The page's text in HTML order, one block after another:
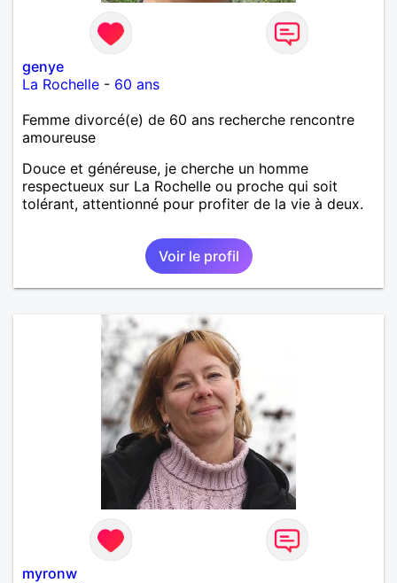
genye
La Rochelle - 60 ans
Femme divorcé(e) de 60 ans recherche rencontre
amoureuse
Douce et généreuse, je cherche un homme
respectueux sur La Rochelle ou proche qui soit
tolérant, attentionné pour profiter de la vie à deux.
Voir le profil
myronw